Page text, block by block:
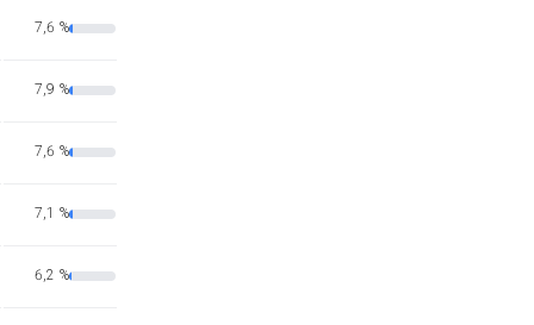
7,6 %
7,9 %
7,6 %
7,1 %
6,2 %